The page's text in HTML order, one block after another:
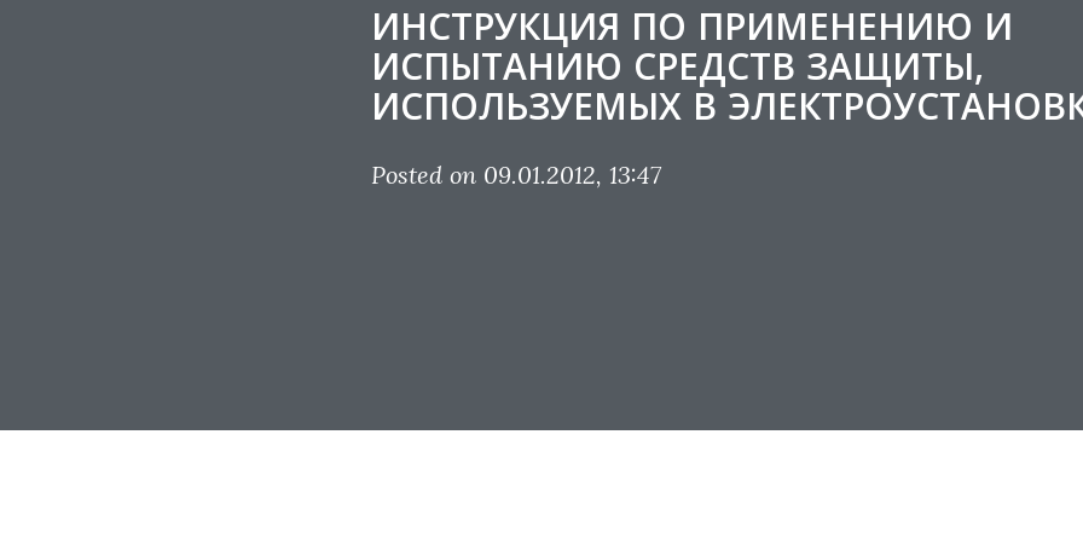
ИНСТРУКЦИЯ ПО ПРИМЕНЕНИЮ И
ИСПЫТАНИЮ СРЕДСТВ ЗАЩИТЫ,
ИСПОЛЬЗУЕМЫХ В
Posted on 09.01.2012, 13:47